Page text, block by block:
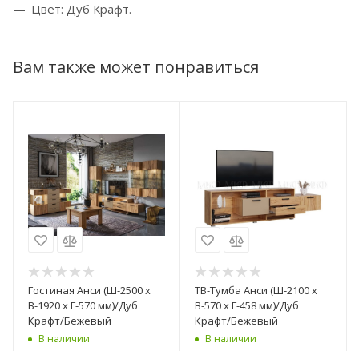
Цвет: Дуб Крафт.
Вам также может понравиться
Гостиная Анси (Ш-2500 x
В-1920 x Г-570 мм)/Дуб
Крафт/Бежевый
В наличии
ТВ-Тумба Анси (Ш-2100 x
В-570 x Г-458 мм)/Дуб
Крафт/Бежевый
В наличии